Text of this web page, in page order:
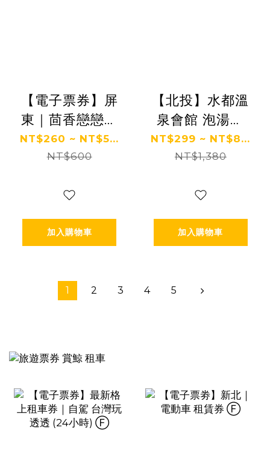
【電子票券】屏
東｜茴香戀戀溫
泉會館 泡湯券
Ⓣ
NT$260 ~ NT$5...
NT$600
加入購物車
【北投】水都溫
泉會館 泡湯券
Ⓗ
NT$299 ~ NT$8...
NT$1,380
加入購物車
1 2 3 4 5